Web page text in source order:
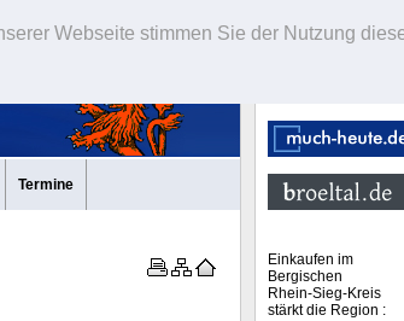
Webseite stimmen Sie der Nutzung
Termine
Einkaufen im
Bergischen
Rhein-Sieg-Kreis
stärkt die Region :